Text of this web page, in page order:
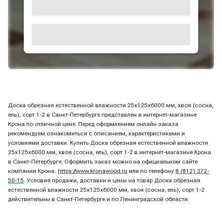
Доска обрезная естественной влажности 25х125х6000 мм, хвоя (сосна,
ель), сорт 1-2 в Санкт-Петербурге представлен в интернет-магазине
Крона по отличной цене. Перед оформлением онлайн заказа
рекомендуем ознакомиться с описанием, характеристиками и
условиями доставки. Купить Доска обрезная естественной влажности
25х125х6000 мм, хвоя (сосна, ель), сорт 1-2 в интернет-магазине Крона
в Санкт-Петербурге. Оформить заказ можно на официальном сайте
компании Крона: https://www.kronawood.ru или по телефону 8 (812) 372-
50-15. Условия продажи, доставки и цены на товар Доска обрезная
естественной влажности 25х125х6000 мм, хвоя (сосна, ель), сорт 1-2
действительны в Санкт-Петербурге и по Ленинградской области.